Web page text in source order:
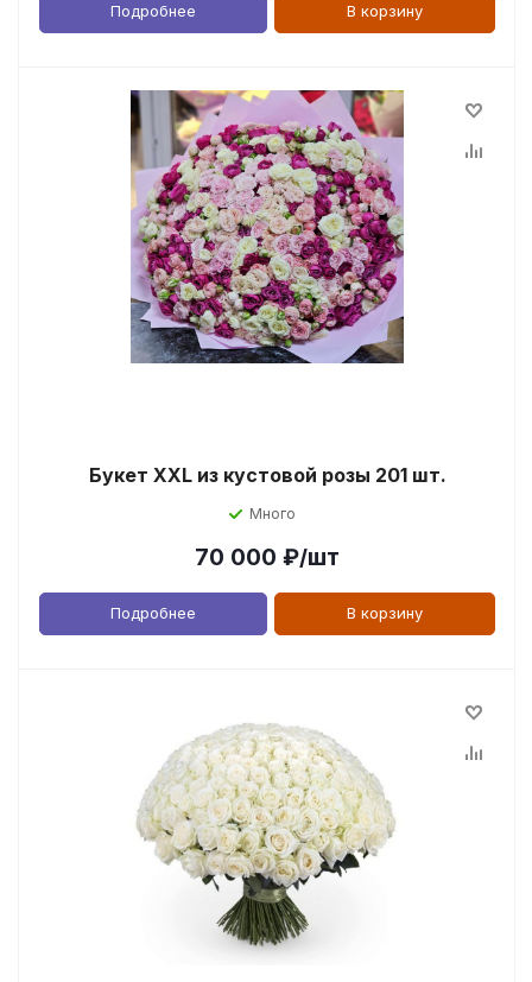
Подробнее В корзину
Букет XXL из кустовой розы 201 шт.
Много
70 000 ₽/шт
Подробнее В корзину